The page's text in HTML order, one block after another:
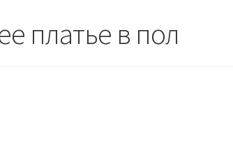
платье в пол